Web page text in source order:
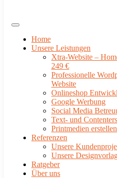
Home
Unsere Leistungen
Xtra-Website –
249 €
Professionelle
Website
Onlineshop
Google Werbung
Social Media
Text- und
Printmedien erstellen
Referenzen
Unsere
Unsere
Ratgeber
Über uns